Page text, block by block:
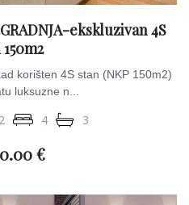
ekskluzivan 4S
korišten 4S stan (NKP 150m2)
luksuzne n...
4 3
€